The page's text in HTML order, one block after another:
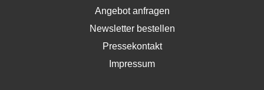
Angebot anfragen
Newsletter bestellen
Pressekontakt
Impressum